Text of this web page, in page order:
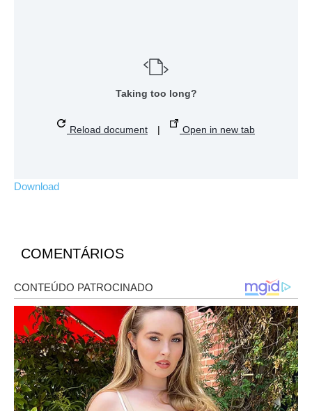
Taking too long?
Reload document | Open in new tab
Download
COMENTÁRIOS